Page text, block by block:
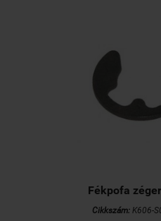
Fékpofa
Cikkszám: K606-